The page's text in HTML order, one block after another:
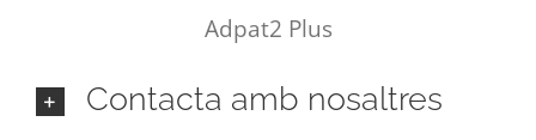
Adpat2 Plus
Contacta amb nosaltres